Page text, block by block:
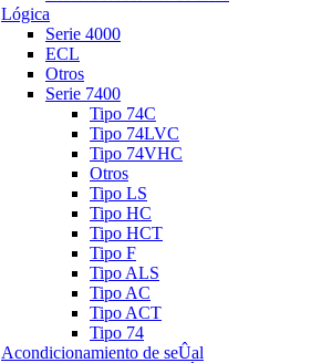
Lógica
Serie 4000
ECL
Otros
Serie 7400
Tipo 74C
Tipo 74LVC
Tipo 74VHC
Otros
Tipo LS
Tipo HC
Tipo HCT
Tipo F
Tipo ALS
Tipo AC
Tipo ACT
Tipo 74
Acondicionamiento de seÛal